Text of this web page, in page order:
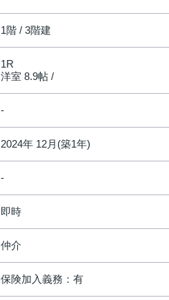
1階 / 3階建
1R
洋室 8.9帖 /
2024年 12月(築1年)
即時
仲介
保険加入義務：有